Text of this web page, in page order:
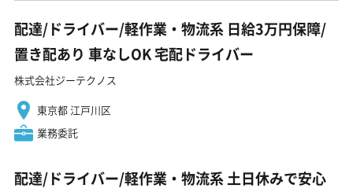
配達/ドライバー/軽作業・物流系 日給3万円保障/
置き配あり 車なしOK 宅配ドライバー
株式会社ジーテクノス
東京都 江戸川区
業務委託
配達/ドライバー/軽作業・物流系 土日休みで安心